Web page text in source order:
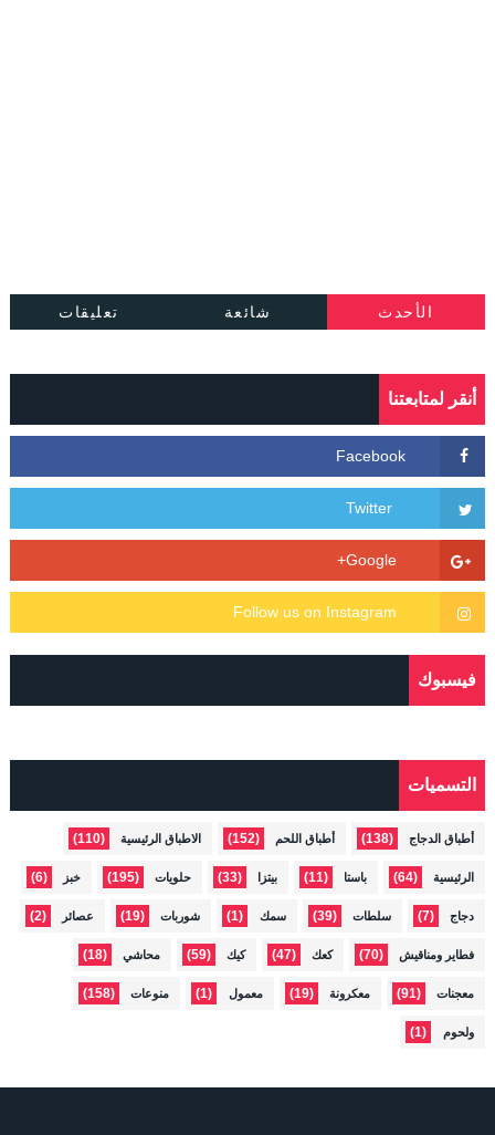
الأحدث شائعة تعليقات
أنقر لمتابعتنا
فيسبوك
التسميات
أطباق الدجاج (138) أطباق اللحم (152) الاطباق الرئيسية (110)
الرئيسية (64) باستا (11) بيتزا (33) حلويات (195) خبز (6)
دجاج (7) سلطات (39) سمك (1) شوربات (19) عصائر (2)
فطاير ومناقيش (70) كعك (47) كيك (59) محاشي (18)
معجنات (91) معكرونة (19) معمول (1) منوعات (158)
ولحوم (1)